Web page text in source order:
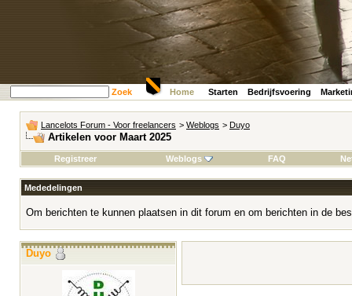
Zoek Home Starten Bedrijfsvoering
Lancelots Forum - Voor freelancers > Weblogs > Duyo
Artikelen voor Maart 2025
Registreer Weblogs FAQ
Mededelingen
Om berichten te kunnen plaatsen in dit forum en om berichten in de
Duyo